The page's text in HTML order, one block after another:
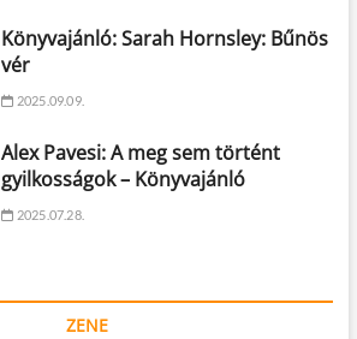
Könyvajánló: Sarah Hornsley: Bűnös
vér
2025.09.09.
Alex Pavesi: A meg sem történt
gyilkosságok – Könyvajánló
2025.07.28.
ZENE